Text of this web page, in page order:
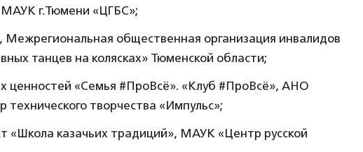
г.Тюмени «ЦГБС»;
Межрегиональная общественная организация инвалидов
танцев на колясках» Тюменской области;
ценностей «Семья #ПроВсё». «Клуб #ПроВсё», АНО
технического творчества «Импульс»;
«Школа казачьих традиций», МАУК «Центр русской